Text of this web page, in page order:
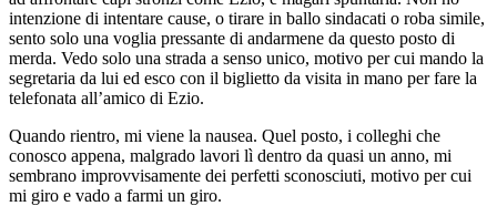
intenzione di intentare cause, o tirare in ballo sindacati o roba simile,
sento solo una voglia pressante di andarmene da questo posto di
merda. Vedo solo una strada a senso unico, motivo per cui mando la
segretaria da lui ed esco con il biglietto da visita in mano per fare la
telefonata all’amico di Ezio.
Quando rientro, mi viene la nausea. Quel posto, i colleghi che
conosco appena, malgrado lavori lì dentro da quasi un anno, mi
sembrano improvvisamente dei perfetti sconosciuti, motivo per cui
mi giro e vado a farmi un giro.